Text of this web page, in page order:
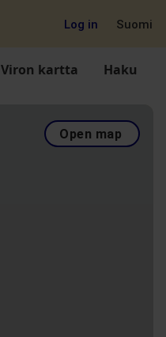
Log in Suomi
Viron kartta Haku
Open map